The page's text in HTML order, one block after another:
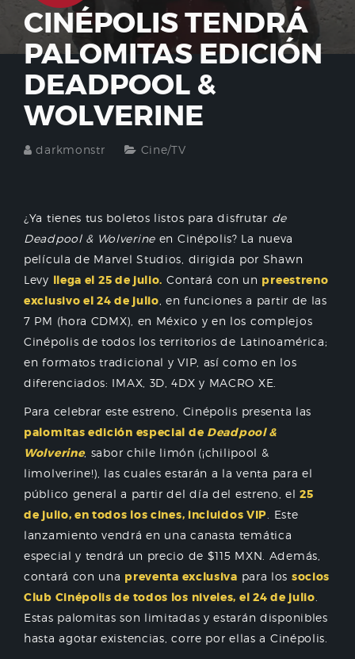
CINÉPOLIS TENDRÁ
PALOMITAS EDICIÓN
DEADPOOL &
WOLVERINE
darkmonstr Cine/TV
¿Ya tienes tus boletos listos para disfrutar de
Deadpool & Wolverine en Cinépolis? La nueva
película de Marvel Studios, dirigida por Shawn
Levy llega el 25 de julio. Contará con un preestreno
exclusivo el 24 de julio , en funciones a partir de las
7 PM (hora CDMX), en México y en los complejos
Cinépolis de todos los territorios de Latinoamérica;
en formatos tradicional y VIP, así como en los
diferenciados: IMAX, 3D, 4DX y MACRO XE.
Para celebrar este estreno, Cinépolis presenta las
palomitas edición especial de Deadpool &
Wolverine, sabor chile limón (¡chilipool &
limolverine!), las cuales estarán a la venta para el
público general a partir del día del estreno, el25
de julio, en todos los cines, incluidos VIP . Este
lanzamiento vendrá en una canasta temática
especial y tendrá un precio de $115 MXN. Además,
contará con una preventa exclusiva para los socios
Club Cinépolis de todos los niveles, el 24 de julio
Estas palomitas son limitadas y estarán disponibles
hasta agotar existencias, corre por ellas a Cinépolis.